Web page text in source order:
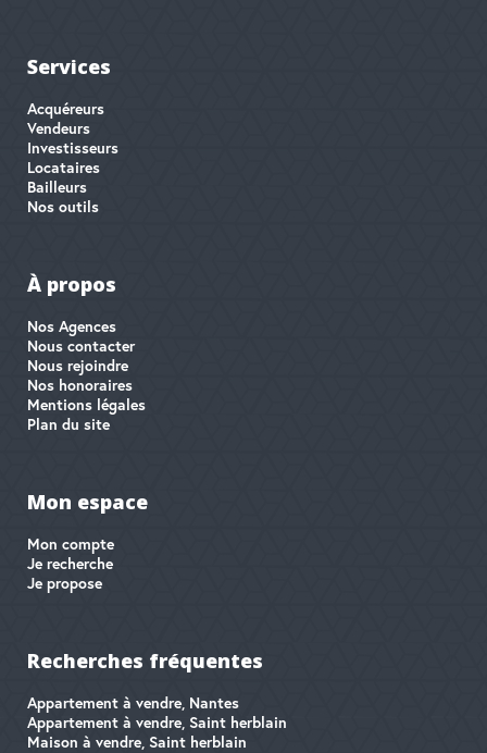
Services
Acquéreurs
Vendeurs
Investisseurs
Locataires
Bailleurs
Nos outils
À propos
Nos Agences
Nous contacter
Nous rejoindre
Nos honoraires
Mentions légales
Plan du site
Mon espace
Mon compte
Je recherche
Je propose
Recherches fréquentes
Appartement à vendre, Nantes
Appartement à vendre, Saint herblain
Maison à vendre, Saint herblain